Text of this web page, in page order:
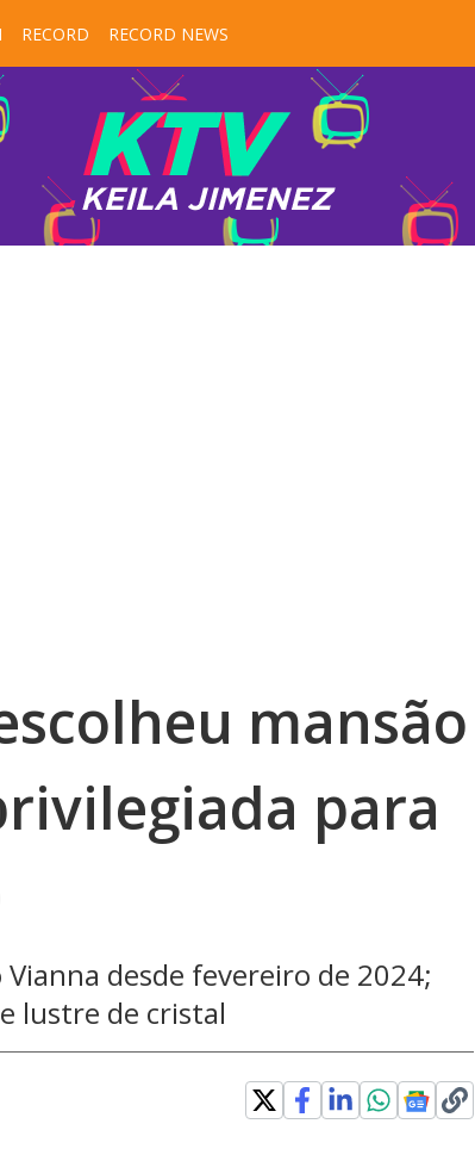
RECORD RECORD NEWS
mansão
para
desde fevereiro de 2024;
lustre de cristal